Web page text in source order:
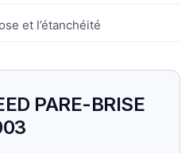
et l’étanchéité
PARE-BRISE